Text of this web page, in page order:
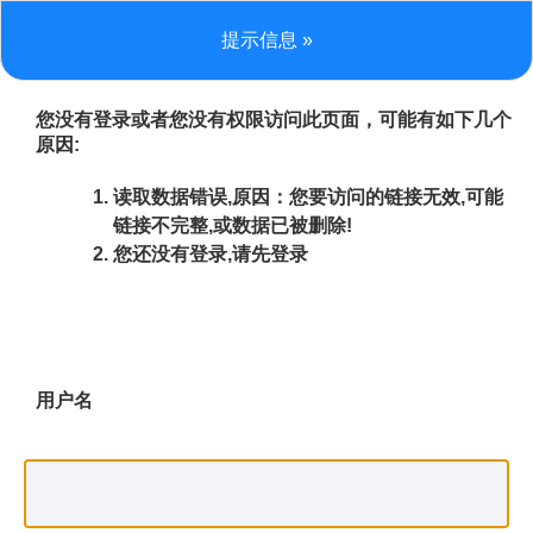
提示信息 »
您没有登录或者您没有权限访问此页面，可能有如下几个
原因:
读取数据错误,原因：您要访问的链接无效,可能
链接不完整,或数据已被删除!
您还没有登录,请先登录
用户名